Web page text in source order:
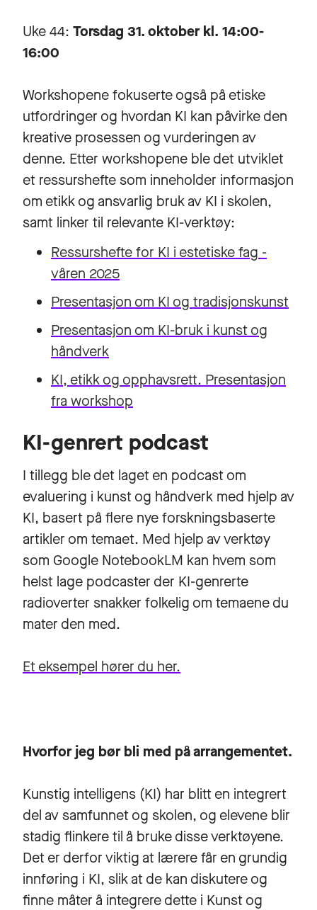
Uke 44: Torsdag 31. oktober kl. 14:00-
16:00
Workshopene fokuserte også på etiske
utfordringer og hvordan KI kan påvirke den
kreative prosessen og vurderingen av
denne. Etter workshopene ble det utviklet
et ressurshefte som inneholder informasjon
om etikk og ansvarlig bruk av KI i skolen,
samt linker til relevante KI-verktøy:
Ressurshefte for KI i estetiske fag -
våren 2025
Presentasjon om KI og tradisjonskunst
Presentasjon om KI-bruk i kunst og
håndverk
KI, etikk og opphavsrett. Presentasjon
fra workshop
KI-genrert podcast
I tillegg ble det laget en podcast om
evaluering i kunst og håndverk med hjelp av
KI, basert på flere nye forskningsbaserte
artikler om temaet. Med hjelp av verktøy
som Google NotebookLM kan hvem som
helst lage podcaster der KI-genrerte
radioverter snakker folkelig om temaene du
mater den med.
Et eksempel hører du her.
Hvorfor jeg bør bli med på arrangementet.
Kunstig intelligens (KI) har blitt en integrert
del av samfunnet og skolen, og elevene blir
stadig flinkere til å bruke disse verktøyene.
Det er derfor viktig at lærere får en grundig
innføring i KI, slik at de kan diskutere og
finne måter å integrere dette i Kunst og